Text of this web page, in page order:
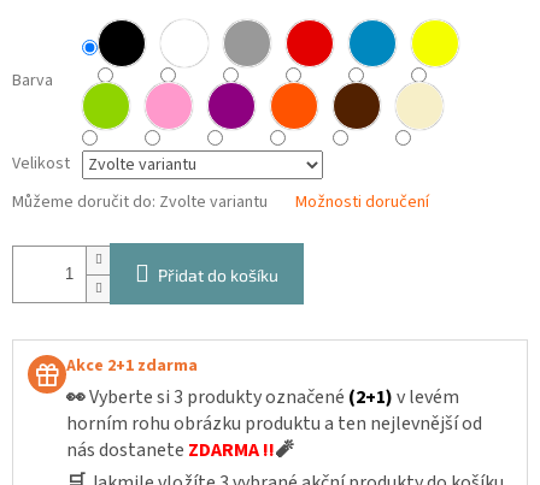
Barva
Velikost
Můžeme doručit do: Zvolte variantu Možnosti doručení
Přidat do košíku
Akce 2+1 zdarma
👀Vyberte si 3 produkty označené (2+1)v levém
horním rohu obrázku produktu a ten nejlevnější od
nás dostanete ZDARMA !!🧨